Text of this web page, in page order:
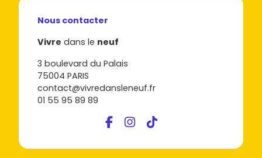
Nous contacter
Vivre dans le neuf
3 boulevard du Palais
75004 PARIS
contact@vivredansleneuf.fr
01 55 95 89 89